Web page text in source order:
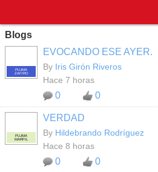
Blogs
PLUMA
ZAFIRO
EVOCANDO ESE AYER.
By Iris Girón Riveros
Hace 7 horas
0 0
PLUMA
MARFIL
VERDAD
By Hildebrando Rodríguez
Hace 8 horas
0 0